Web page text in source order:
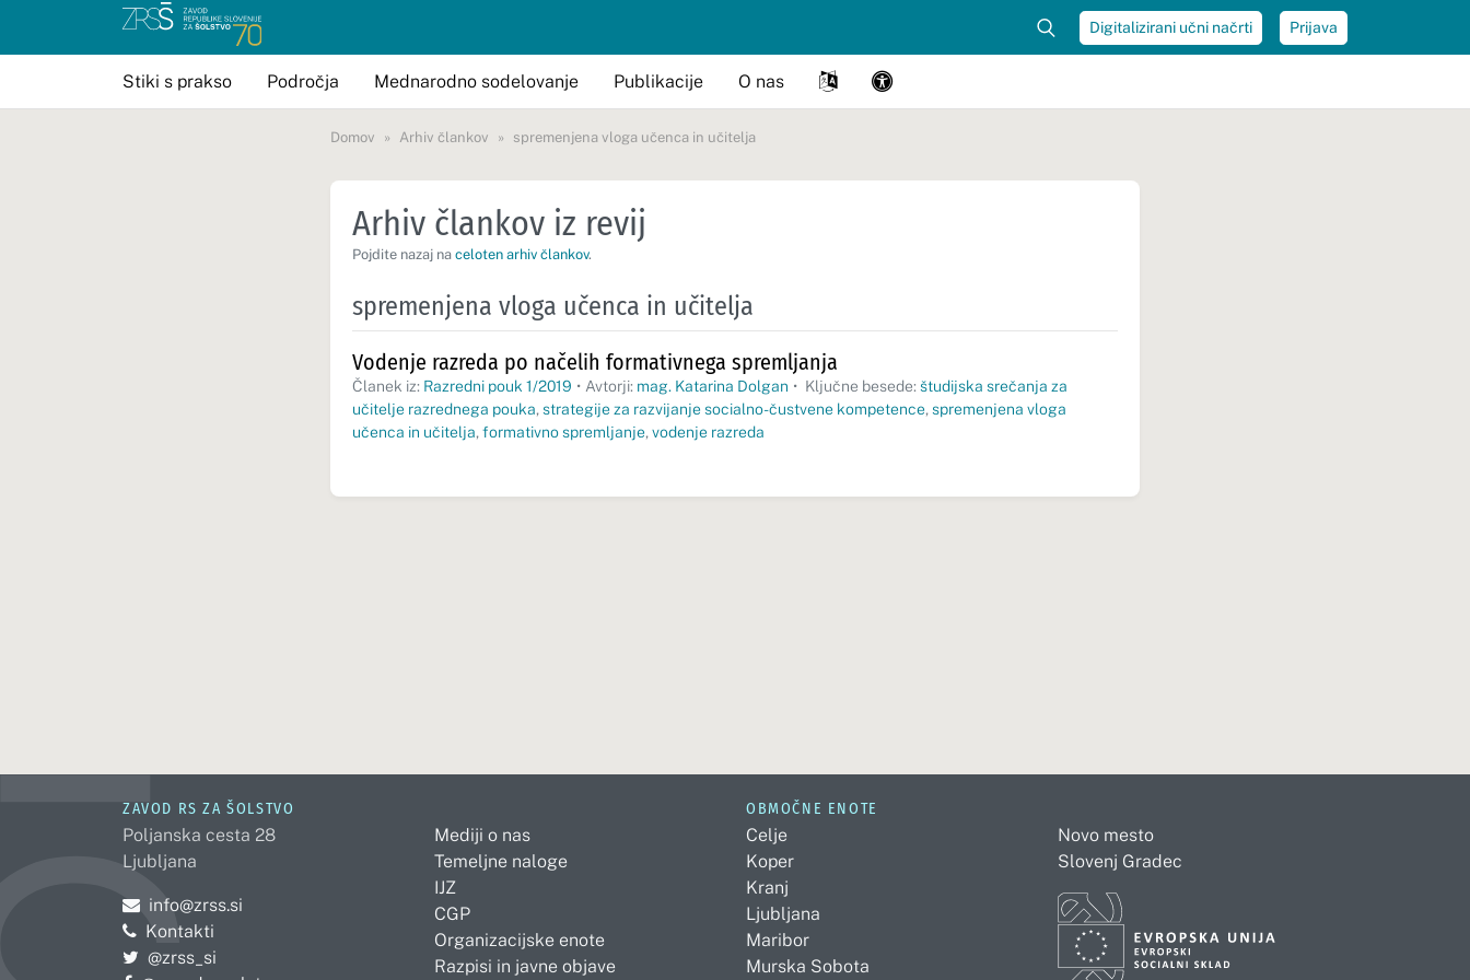
Digitalizirani učni načrti Prijava
Stiki s prakso Področja Mednarodno sodelovanje Publikacije O nas
Domov Arhiv člankov spremenjena vloga učenca in učitelja
Arhiv člankov iz revij
Pojdite nazaj na celoten arhiv člankov.
spremenjena vloga učenca in učitelja
Vodenje razreda po načelih formativnega spremljanja
Članek iz: Razredni pouk 1/2019 • Avtorji: mag. Katarina Dolgan • Ključne besede: študijska srečanja za
učitelje razrednega pouka, strategije za razvijanje socialno-čustvene kompetence, spremenjena vloga
učenca in učitelja, formativno spremljanje, vodenje razreda
ZAVOD RS ZA ŠOLSTVO
Poljanska cesta 28
Ljubljana
Pošljite e-mail na
info@zrss.si
Kontakti
Pojdite na Twitter:
@zrss_si
Mediji o nas
Temeljne naloge
IJZ
CGP
Organizacijske enote
Razpisi in javne objave
OBMOČNE ENOTE
Celje
Koper
Kranj
Ljubljana
Maribor
Murska Sobota
Novo mesto
Slovenj Gradec